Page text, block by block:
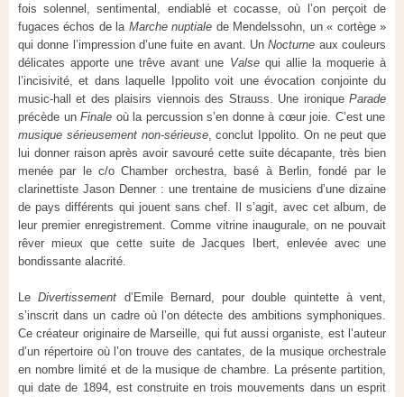
fois solennel, sentimental, endiablé et cocasse, où l’on perçoit de
fugaces échos de la Marche nuptiale de Mendelssohn, un « cortège »
qui donne l’impression d’une fuite en avant. UnNocturne aux couleurs
délicates apporte une trêve avant une Valse qui allie la moquerie à
l’incisivité, et dans laquelle Ippolito voit une évocation conjointe du
music-hall et des plaisirs viennois des Strauss. Une ironique Parade
précède unFinale où la percussion s’en donne à cœur joie. C’est une
musique sérieusement non-sérieuse, conclut Ippolito. On ne peut que
lui donner raison après avoir savouré cette suite décapante, très bien
menée par le c/o Chamber orchestra, basé à Berlin, fondé par le
clarinettiste Jason Denner : une trentaine de musiciens d’une dizaine
de pays différents qui jouent sans chef. Il s’agit, avec cet album, de
leur premier enregistrement. Comme vitrine inaugurale, on ne pouvait
rêver mieux que cette suite de Jacques Ibert, enlevée avec une
bondissante alacrité.
LeDivertissement d’Emile Bernard, pour double quintette à vent,
s’inscrit dans un cadre où l’on détecte des ambitions symphoniques.
Ce créateur originaire de Marseille, qui fut aussi organiste, est l’auteur
d’un répertoire où l’on trouve des cantates, de la musique orchestrale
en nombre limité et de la musique de chambre. La présente partition,
qui date de 1894, est construite en trois mouvements dans un esprit